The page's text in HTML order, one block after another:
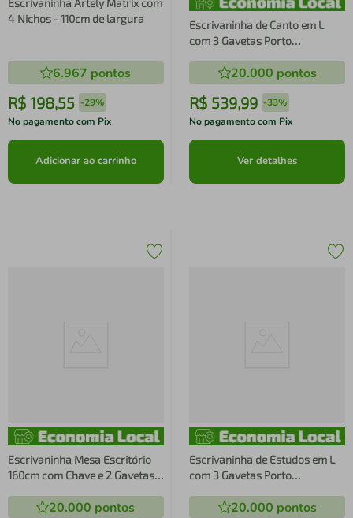
Escrivaninha Artely Matrix com
4 Nichos - 110cm de largura
6.967 pontos
R$ 198,55 -29%
No pagamento com Pix
Adicionar ao carrinho
Escrivaninha de Canto em L
com 3 Gavetas Porto
20.000 pontos
R$ 539,99 -33%
No pagamento com Pix
Ver detalhes
Escrivaninha Mesa Escritório
160cm com Chave e 2 Gavetas
20.000 pontos
Escrivaninha de Estudos em L
com 3 Gavetas Porto
20.000 pontos